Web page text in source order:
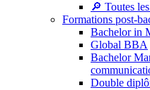
🔎 Toutes
Formations post-
Bachelor in
Global BBA
Bachelor
Double